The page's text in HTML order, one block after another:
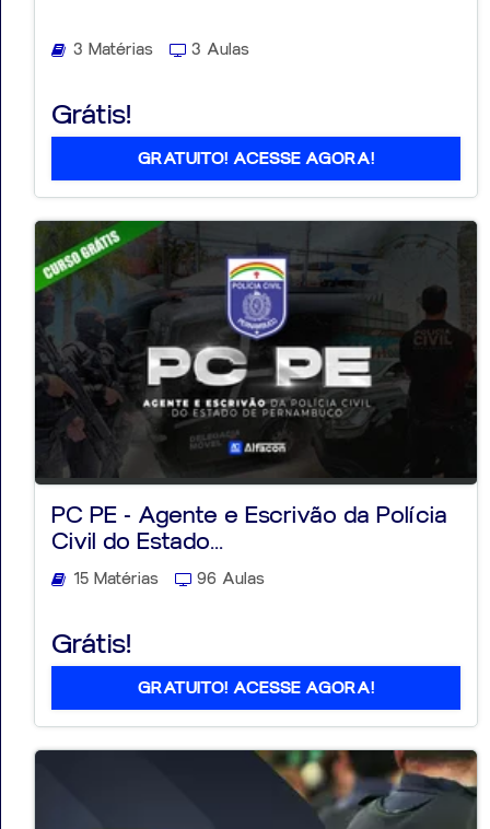
3 Matérias 3 Aulas
Grátis!
GRATUITO! ACESSE AGORA!
PC PE - Agente e Escrivão da Polícia
Civil do Estado...
15 Matérias 96 Aulas
Grátis!
GRATUITO! ACESSE AGORA!